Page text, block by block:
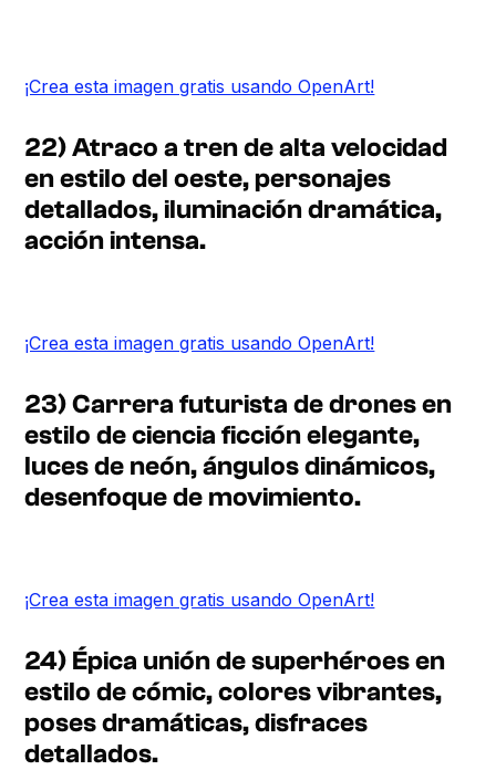
¡Crea esta imagen gratis usando OpenArt!
22) Atraco a tren de alta velocidad
en estilo del oeste, personajes
detallados, iluminación dramática,
acción intensa.
¡Crea esta imagen gratis usando OpenArt!
23) Carrera futurista de drones en
estilo de ciencia ficción elegante,
luces de neón, ángulos dinámicos,
desenfoque de movimiento.
¡Crea esta imagen gratis usando OpenArt!
24) Épica unión de superhéroes en
estilo de cómic, colores vibrantes,
poses dramáticas, disfraces
detallados.